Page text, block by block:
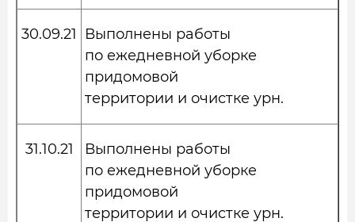
30.09.21
Выполнены работы
по ежедневной уборке
придомовой
территории и очистке урн.
31.10.21
Выполнены работы
по ежедневной уборке
придомовой
территории и очистке урн.